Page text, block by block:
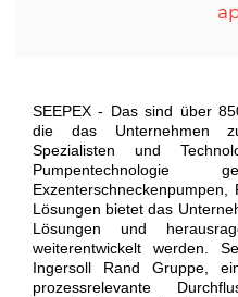
SEEPEX - Das sind über
die das Unternehmen
Spezialisten und
Lösungen bietet das
Lösungen und
weiterentwickelt werden.
Ingersoll Rand Gruppe,
prozessrelevante